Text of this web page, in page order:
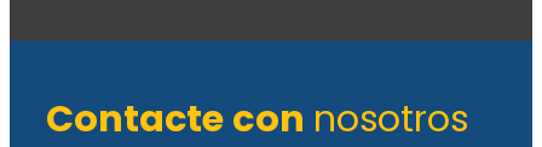
Contacte con nosotros